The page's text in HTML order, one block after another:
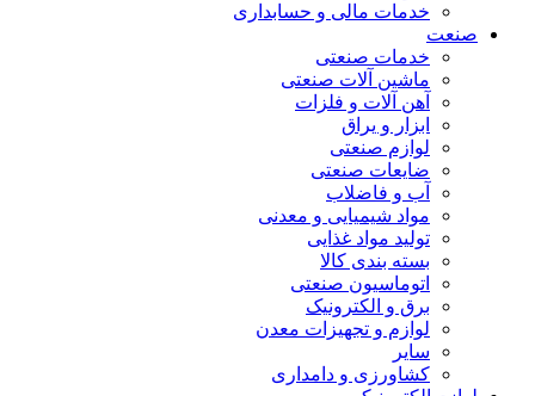
خدمات مالی و حسابداری
صنعت
خدمات صنعتی
ماشین آلات صنعتی
آهن آلات و فلزات
ابزار و یراق
لوازم صنعتی
ضایعات صنعتی
آب و فاضلاب
مواد شیمیایی و معدنی
تولید مواد غذایی
بسته بندی کالا
اتوماسیون صنعتی
برق و الکترونیک
لوازم و تجهیزات معدن
سایر
کشاورزی و دامداری